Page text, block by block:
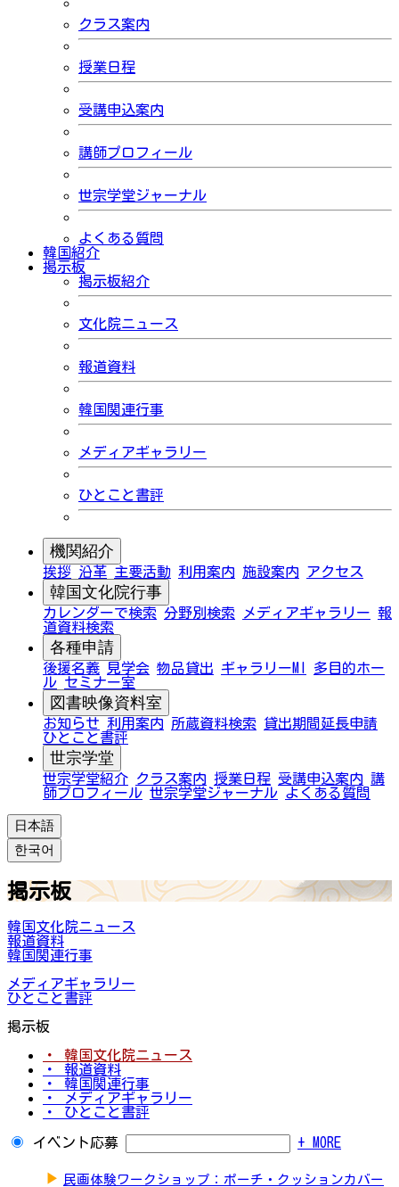
クラス案内
授業日程
受講申込案内
講師プロフィール
世宗学堂ジャーナル
よくある質問
韓国紹介
掲示板
掲示板紹介
文化院ニュース
報道資料
韓国関連行事
メディアギャラリー
ひとこと書評
機関紹介
挨拶 沿革 主要活動 利用案内 施設案内 アクセス
韓国文化院行事
カレンダーで検索 分野別検索 メディアギャラリー 報
道資料検索
各種申請
後援名義 見学会 物品貸出 ギャラリーMI
多目的ホー
ル セミナー室
図書映像資料室
お知らせ 利用案内 所蔵資料検索
貸出期間延長申請
ひとこと書評
世宗学堂
世宗学堂紹介 クラス案内 授業日程 受講申込案内 講
師プロフィール 世宗学堂ジャーナル よくある質問
日本語
한국어
掲示板
韓国文化院ニュース
報道資料
韓国関連行事
メディアギャラリー
ひとこと書評
掲示板
・ 韓国文化院ニュース
・ 報道資料
・ 韓国関連行事
・ メディアギャラリー
・ ひとこと書評
イベント応募 + MORE
▶ 民画体験ワークショップ：ポーチ・クッションカバー